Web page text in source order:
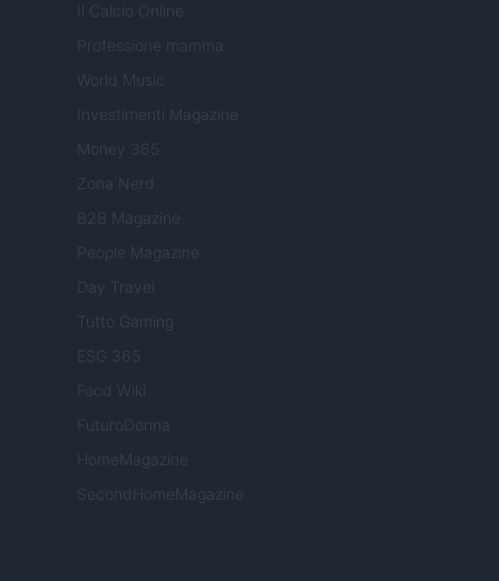
Il Calcio Online
Professione mamma
World Music
Investimenti Magazine
Money 365
Zona Nerd
B2B Magazine
People Magazine
Day Travel
Tutto Gaming
ESG 365
Food Wiki
FuturoDonna
HomeMagazine
SecondHomeMagazine